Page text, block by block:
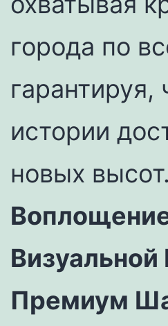
города по
гарантируя,
истории
новых высот.
Визуальной
Премиум